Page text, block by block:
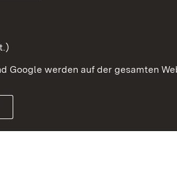
Google werden auf der gesamten